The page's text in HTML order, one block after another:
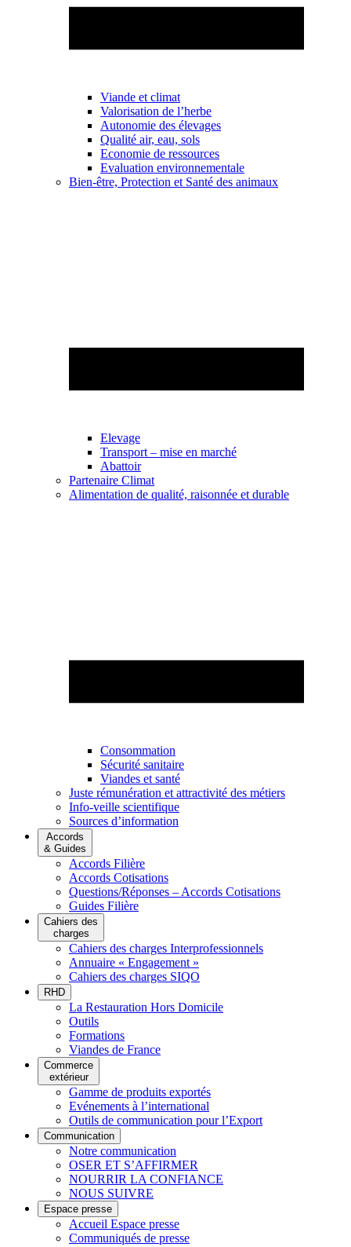
Viande et climat
Valorisation de l’herbe
Autonomie des élevages
Qualité air, eau, sols
Economie de ressources
Evaluation environnementale
Bien-être, Protection et Santé des animaux
Elevage
Transport – mise en marché
Abattoir
Partenaire Climat
Alimentation de qualité, raisonnée et durable
Consommation
Sécurité sanitaire
Viandes et santé
Juste rémunération et attractivité des métiers
Info-veille scientifique
Sources d’information
Accords
& Guides
Accords Filière
Accords Cotisations
Questions/Réponses – Accords Cotisations
Guides Filière
Cahiers des
charges
Cahiers des charges Interprofessionnels
Annuaire « Engagement »
Cahiers des charges SIQO
RHD
La Restauration Hors Domicile
Outils
Formations
Viandes de France
Commerce
extérieur
Gamme de produits exportés
Evénements à l’international
Outils de communication pour l’Export
Communication
Notre communication
OSER ET S’AFFIRMER
NOURRIR LA CONFIANCE
NOUS SUIVRE
Espace presse
Accueil Espace presse
Communiqués de presse